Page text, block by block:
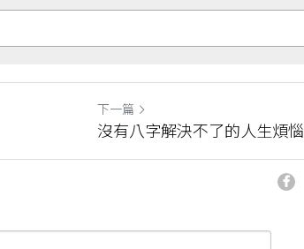
下一篇
沒有八字解決不了的人生煩惱